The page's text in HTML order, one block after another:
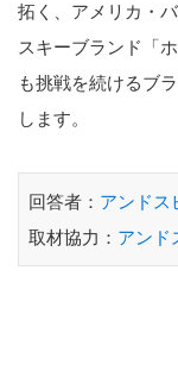
拓く、アメリカ・
スキーブランド「
も挑戦を続けるブ
します。
回答者： アンドス
取材協力： アンド